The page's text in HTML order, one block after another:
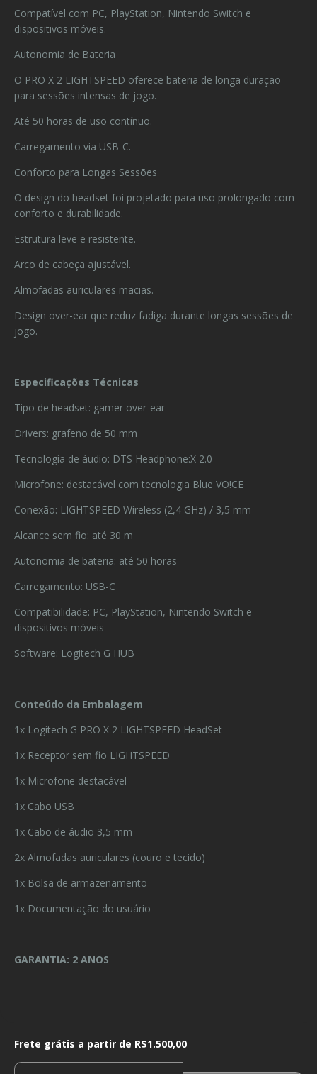
Compatível com PC, PlayStation, Nintendo Switch e
dispositivos móveis.
Autonomia de Bateria
O PRO X 2 LIGHTSPEED oferece bateria de longa duração
para sessões intensas de jogo.
Até 50 horas de uso contínuo.
Carregamento via USB-C.
Conforto para Longas Sessões
O design do headset foi projetado para uso prolongado com
conforto e durabilidade.
Estrutura leve e resistente.
Arco de cabeça ajustável.
Almofadas auriculares macias.
Design over-ear que reduz fadiga durante longas sessões de
jogo.
Especificações Técnicas
Tipo de headset: gamer over-ear
Drivers: grafeno de 50 mm
Tecnologia de áudio: DTS Headphone:X 2.0
Microfone: destacável com tecnologia Blue VO!CE
Conexão: LIGHTSPEED Wireless (2,4 GHz) / 3,5 mm
Alcance sem fio: até 30 m
Autonomia de bateria: até 50 horas
Carregamento: USB-C
Compatibilidade: PC, PlayStation, Nintendo Switch e
dispositivos móveis
Software: Logitech G HUB
Conteúdo da Embalagem
1x Logitech G PRO X 2 LIGHTSPEED HeadSet
1x Receptor sem fio LIGHTSPEED
1x Microfone destacável
1x Cabo USB
1x Cabo de áudio 3,5 mm
2x Almofadas auriculares (couro e tecido)
1x Bolsa de armazenamento
1x Documentação do usuário
GARANTIA: 2 ANOS
Frete grátis a partir deR$1.500,00
Frete grátis a partir de R$1.500,00